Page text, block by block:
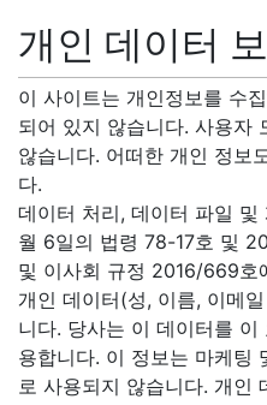
개인 데이터
이 사이트는 개인정보를 수
되어 있지 않습니다. 사용자
않습니다. 어떠한 개인 정보
다.
데이터 처리, 데이터 파일
월 6일의 법령 78-17호 및
및 이사회 규정 2016/669호
개인 데이터(성, 이름, 이메
니다. 당사는 이 데이터를
용합니다. 이 정보는 마케팅
로 사용되지 않습니다. 개인